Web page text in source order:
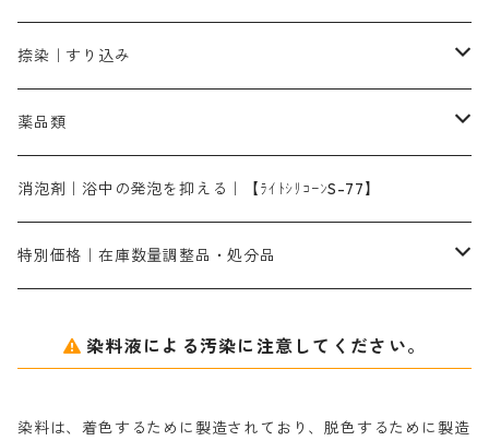
1kg
ローズMB｜鮮やかなピンク色）
スカイブルーMG｜緑みの空色
ターキスブルーHNG｜緑みの空色
片羽刷毛
型洗いブラシ
レオニールEHC｜反応染料用
ソルバライトS-70｜各種繊維の浸し染めに使用可能
染料の定着向上剤
ライトフィックスAコンク｜綿・麻もしくは直接染料で染めた素材
シルクフィックス３A｜絹の染料定着向上剤
アルカリ剤｜反応染料用
ソーダ灰
染料溶解剤
セレナゾールPDN｜各種染料の染料溶解剤
白場汚染防止剤
海藻系
たんぱく質系
化学糊（PVA）
防腐剤｜アルカリ性
脱色剤
全体脱色｜ハイドロサルファイトコンク
部分脱色｜デグロリンSコンク
脱色助剤｜浸透・複色抑制剤
メイプロガムNP｜にじみ防止剤
アミラヂンD｜浸透・複色抑制剤
捺染｜すり込み
染料溶解剤｜染料の均一な浸透・吸着を補助する
捺染糊
メイプロガムNP（綿・麻・絹用｜直接・酸性・含金染料用）
白場汚染防止剤｜ソーピング剤｜水洗する際の再汚染防止剤
薬品類
ア行
カ行
消泡剤｜浴中の発泡を抑える｜【ﾗｲﾄｼﾘｺｰﾝS-77】
特別価格｜在庫数量調整品・処分品
染料液による汚染に注意してください。
染料は、着色するために製造されており、脱色するために製造